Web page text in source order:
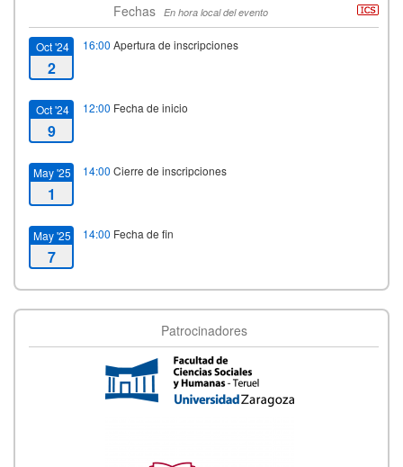
Fechas En hora local del evento
Oct '24
2
16:00 Apertura de inscripciones
Oct '24
9
12:00 Fecha de inicio
May '25
1
14:00 Cierre de inscripciones
May '25
7
14:00 Fecha de fin
Patrocinadores